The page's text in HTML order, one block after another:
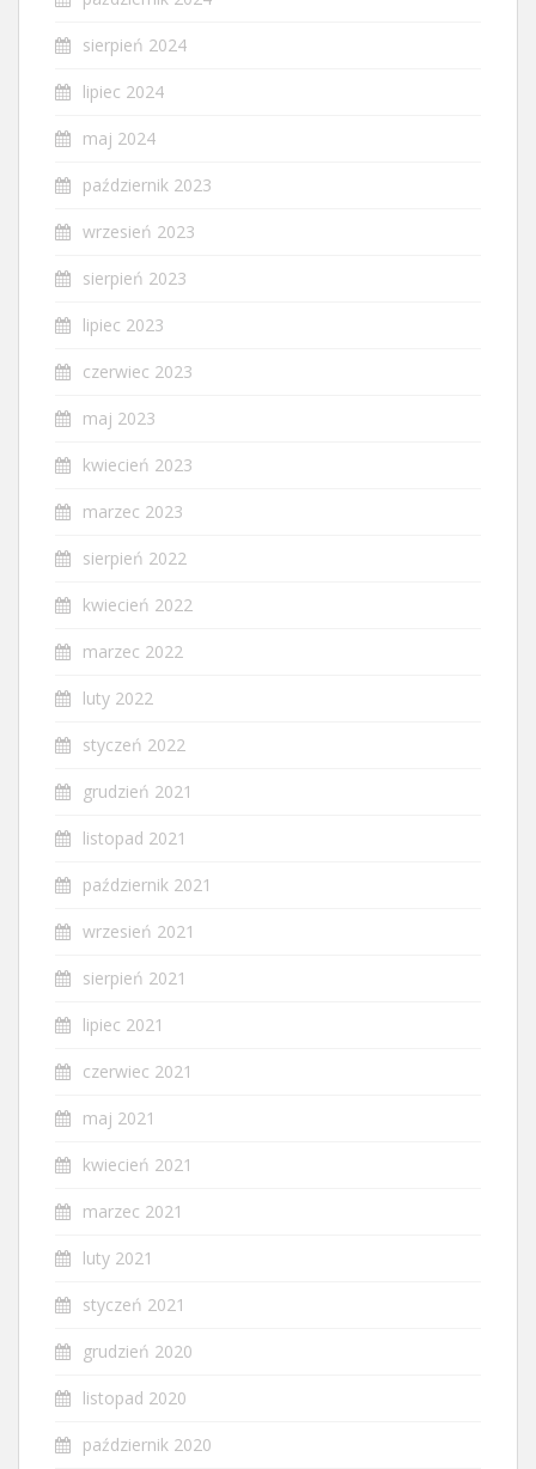
sierpień 2024
lipiec 2024
maj 2024
październik 2023
wrzesień 2023
sierpień 2023
lipiec 2023
czerwiec 2023
maj 2023
kwiecień 2023
marzec 2023
sierpień 2022
kwiecień 2022
marzec 2022
luty 2022
styczeń 2022
grudzień 2021
listopad 2021
październik 2021
wrzesień 2021
sierpień 2021
lipiec 2021
czerwiec 2021
maj 2021
kwiecień 2021
marzec 2021
luty 2021
styczeń 2021
grudzień 2020
listopad 2020
październik 2020